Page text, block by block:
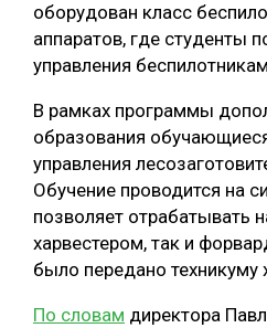
оборудован класс
аппаратов, где студенты
управления
В рамках программы
образования
управления
Обучение проводится на
позволяет отрабатывать
харвестером, так и
было передано техникуму
По словам директора